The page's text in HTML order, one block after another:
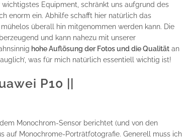
Equipment, schränkt uns aufgrund des
enorm ein. Abhilfe schafft hier natürlich das
überall hin mitgenommen werden kann. Die
und kann nahezu mit unserer
hohe Auflösung der Fotos und die Qualität an
was für mich natürlich essentiell wichtig ist!
P10 ||
Monochrom-Sensor berichtet (und von den
auf Monochrome-Porträtfotografie. Generell muss ich